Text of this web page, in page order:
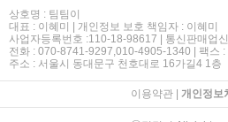
상호명 : 팀팀이
대표 : 이혜미 | 개인정보 보호 책임자 : 이혜미
사업자등록번호 :110-18-98617 | 통신판매업
전화 : 070-8741-9297,010-4905-1340 | 팩스
주소 : 서울시 동대문구 천호대로 16가길4 1층
이용약관| 개인정보